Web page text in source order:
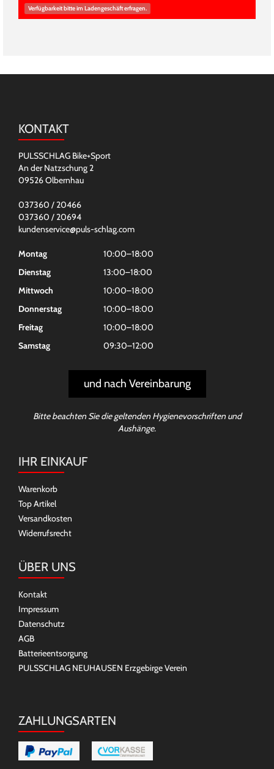
Verfügbarkeit bitte im Ladengeschäft erfragen.
KONTAKT
PULSSCHLAG Bike+Sport
An der Natzschung 2
09526 Olbernhau
037360 / 20466
037360 / 20694
kundenservice@puls-schlag.com
Montag
10:00–18:00
Dienstag
13:00–18:00
Mittwoch
10:00–18:00
Donnerstag
10:00–18:00
Freitag
10:00–18:00
Samstag
09:30–12:00
und nach Vereinbarung
Bitte beachten Sie die geltenden Hygienevorschriften und
Aushänge.
IHR EINKAUF
Warenkorb
Top Artikel
Versandkosten
Widerrufsrecht
ÜBER UNS
Kontakt
Impressum
Datenschutz
AGB
Batterieentsorgung
PULSSCHLAG NEUHAUSEN Erzgebirge Verein
ZAHLUNGSARTEN